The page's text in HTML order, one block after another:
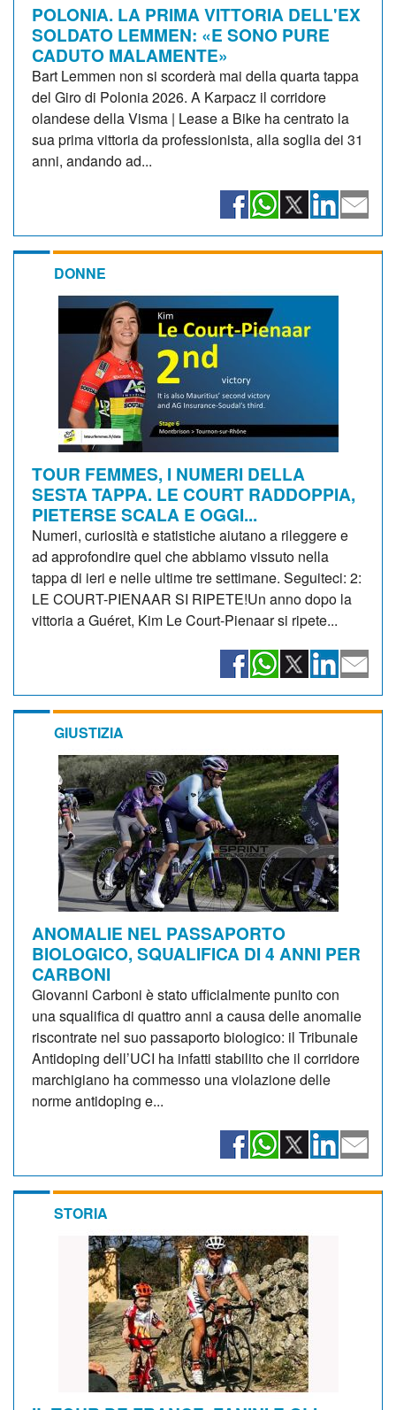
POLONIA. LA PRIMA VITTORIA DELL'EX
SOLDATO LEMMEN: «E SONO PURE
CADUTO MALAMENTE»
Bart Lemmen non si scorderà mai della quarta tappa
del Giro di Polonia 2026. A Karpacz il corridore
olandese della Visma | Lease a Bike ha centrato la
sua prima vittoria da professionista, alla soglia dei 31
anni, andando ad...
DONNE
TOUR FEMMES, I NUMERI DELLA
SESTA TAPPA. LE COURT RADDOPPIA,
PIETERSE SCALA E OGGI...
Numeri, curiosità e statistiche aiutano a rileggere e
ad approfondire quel che abbiamo vissuto nella
tappa di ieri e nelle ultime tre settimane. Seguiteci: 2:
LE COURT-PIENAAR SI RIPETE!Un anno dopo la
vittoria a Guéret, Kim Le Court-Pienaar si ripete...
GIUSTIZIA
ANOMALIE NEL PASSAPORTO
BIOLOGICO, SQUALIFICA DI 4 ANNI PER
CARBONI
Giovanni Carboni è stato ufficialmente punito con
una squalifica di quattro anni a causa delle anomalie
riscontrate nel suo passaporto biologico: il Tribunale
Antidoping dell’UCI ha infatti stabilito che il corridore
marchigiano ha commesso una violazione delle
norme antidoping e...
STORIA